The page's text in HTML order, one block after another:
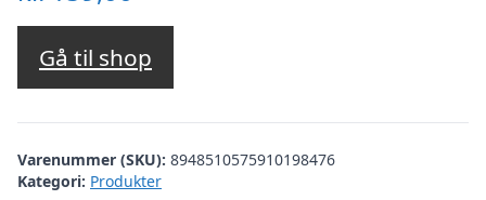
Gå til shop
Varenummer (SKU): 8948510575910198476
Kategori: Produkter